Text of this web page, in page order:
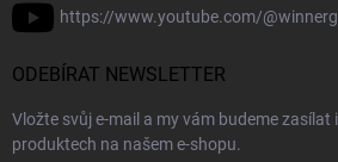
https://www.youtube.com/
ODEBÍRAT NEWSLETTER
Vložte svůj e-mail a my vám budeme
produktech na našem e-shopu.